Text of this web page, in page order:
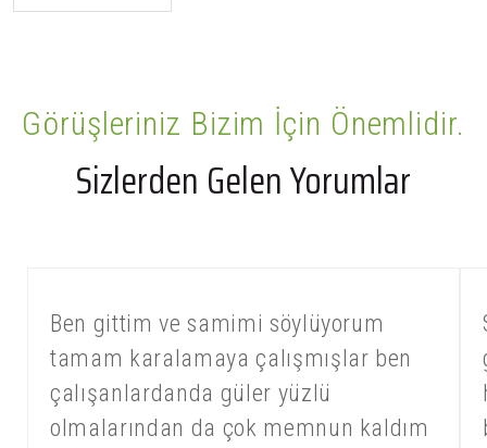
Görüşleriniz Bizim İçin Önemlidir.
Sizlerden Gelen Yorumlar
Ben gittim ve samimi söylüyorum
tamam karalamaya çalışmışlar ben
çalışanlardanda güler yüzlü
olmalarından da çok memnun kaldım